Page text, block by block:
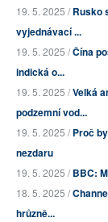
19. 5. 2025 /Rusko
vyjednávací ...
19. 5. 2025 /Čína
indická o...
19. 5. 2025 /Velká
podzemní vod...
19. 5. 2025 /Proč
nezdaru
19. 5. 2025 /BBC:
18. 5. 2025 /
hrůzně...